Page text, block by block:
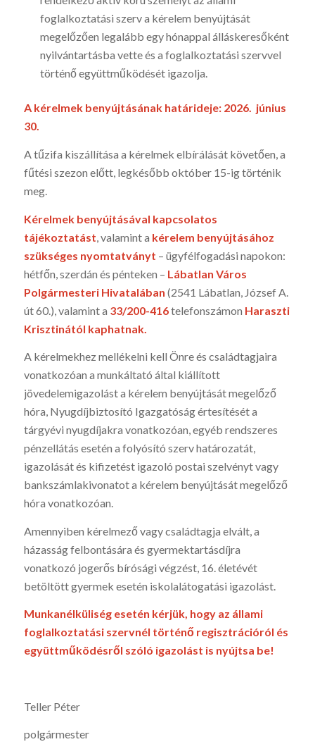
foglalkoztatási szerv a kérelem benyújtását
megelőzően legalább egy hónappal álláskeresőként
nyilvántartásba vette és a foglalkoztatási szervvel
történő együttműködését igazolja.
A kérelmek benyújtásának határideje: 2026. június
30.
A tűzifa kiszállítása a kérelmek elbírálását követően, a
fűtési szezon előtt, legkésőbb október 15-ig történik
meg.
Kérelmek benyújtásával kapcsolatos
tájékoztatást , valamint a kérelem benyújtásához
szükséges nyomtatványt – ügyfélfogadási napokon:
hétfőn, szerdán és pénteken – Lábatlan Város
Polgármesteri Hivatalában (2541 Lábatlan, József A.
út 60.), valamint a 33/200-416telefonszámon Haraszti
Krisztinától kaphatnak.
A kérelmekhez mellékelni kell Önre és családtagjaira
vonatkozóan a munkáltató által kiállított
jövedelemigazolást a kérelem benyújtását megelőző
hóra, Nyugdíjbiztosító Igazgatóság értesítését a
tárgyévi nyugdíjakra vonatkozóan, egyéb rendszeres
pénzellátás esetén a folyósító szerv határozatát,
igazolását és kifizetést igazoló postai szelvényt vagy
bankszámlakivonatot a kérelem benyújtását megelőző
hóra vonatkozóan.
Amennyiben kérelmező vagy családtagja elvált, a
házasság felbontására és gyermektartásdíjra
vonatkozó jogerős bírósági végzést, 16. életévét
betöltött gyermek esetén iskolalátogatási igazolást.
Munkanélküliség esetén kérjük, hogy az állami
foglalkoztatási szervnél történő regisztrációról és
együttműködésről szóló igazolást is nyújtsa be!
Teller Péter
polgármester